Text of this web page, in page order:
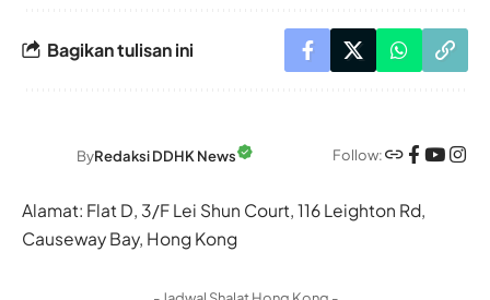
Bagikan tulisan ini
ByRedaksi DDHK News Follow:
Alamat: Flat D, 3/F Lei Shun Court, 116 Leighton Rd,
Causeway Bay, Hong Kong